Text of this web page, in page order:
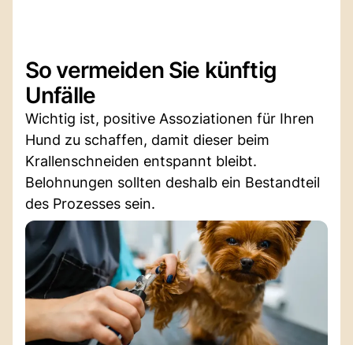
So vermeiden Sie künftig
Unfälle
Wichtig ist, positive Assoziationen für Ihren
Hund zu schaffen, damit dieser beim
Krallenschneiden entspannt bleibt.
Belohnungen sollten deshalb ein Bestandteil
des Prozesses sein.